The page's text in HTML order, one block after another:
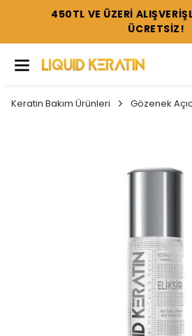
450TL VE ÜZERİ
ÜCRETSİZ!
Keratin Bakım Ürünleri Gözenek